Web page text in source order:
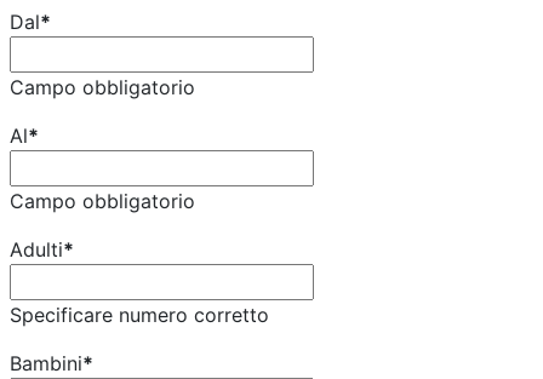
Dal*
Campo obbligatorio
Al*
Campo obbligatorio
Adulti*
Specificare numero corretto
Bambini*